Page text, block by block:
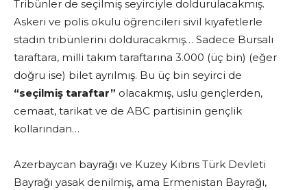
Tribünler de seçilmiş seyirciyle doldurulacakmış.
Askeri ve polis okulu öğrencileri sivil kıyafetlerle
stadın tribünlerini dolduracakmış… Sadece Bursalı
taraftara, milli takım taraftarına 3.000 (üç bin) (eğer
doğru ise) bilet ayrılmış. Bu üç bin seyirci de
“seçilmiş taraftar” olacakmış, uslu gençlerden,
cemaat, tarikat ve de ABC partisinin gençlik
kollarından…
Azerbaycan bayrağı ve Kuzey Kıbrıs Türk Devleti
Bayrağı yasak denilmiş, ama Ermenistan Bayrağı,